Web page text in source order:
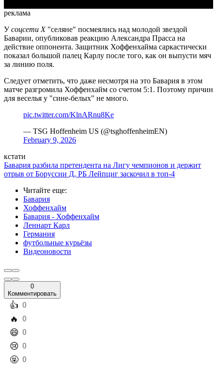
реклама
Усоцсети X"селяне" посмеялись над молодой звездой
Баварии, опубликовав реакцию Александра Прасса на
действие оппонента. Защитник Хоффенхайма саркастически
показал большой палец Карлу после того, как он выпусти мяч
за линию поля.
Следует отметить, что даже несмотря на это Бавария в этом
матче разгромила Хоффенхайм со счетом 5:1. Поэтому причин
для веселья у "сине-белых" не много.
pic.twitter.com/KlnARnu8Ke
— TSG Hoffenheim US (@tsghoffenheimEN)
February 9, 2026
кстати
Бавария разбила претендента на Лигу чемпионов и держит
отрыв от Боруссии Д, РБ Лейпциг заскочил в топ-4
Читайте еще:
Бавария
Хоффенхайм
Бавария - Хоффенхайм
Леннарт Карл
Германия
футбольные курьёзы
Видеоновости
0
Комментировать
️👍 0
️🔥 0
️😄 0
️😢 0
️🤬 0